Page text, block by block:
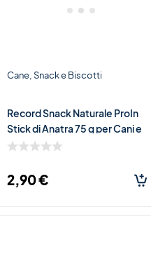
Cane Snack e Biscotti
Record Snack Naturale ProIn
Stick di Anatra 75 g per Cani e
Gatti – Snack Morbido Ricco di
2,90€